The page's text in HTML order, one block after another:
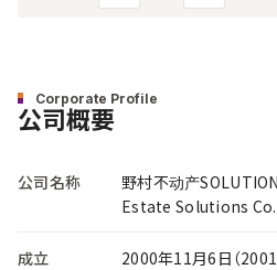
Corporate Profile
公司概要
公司名称
野村不动产
Estate Solutions Co.,
成立 2000年11月6日（